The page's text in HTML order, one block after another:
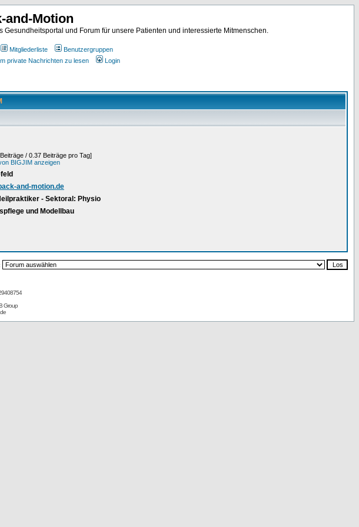
and-Motion
und Forum für unsere Patienten und interessierte Mitmenschen.
Mitgliederliste
Benutzergruppen
private Nachrichten zu lesen Login
/ 0.37 Beiträge pro Tag]
BIGJIM anzeigen
and-motion.de
- Sektoral: Physio
und Modellbau
Group